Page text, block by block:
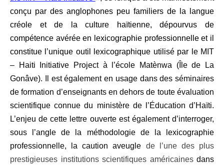
conçu par des anglophones peu familiers de la langue
créole et de la culture haïtienne, dépourvus de
compétence avérée en lexicographie professionnelle et il
constitue l’unique outil lexicographique utilisé par le MIT
– Haiti Initiative Project à l’école Matènwa (Île de La
Gonâve). Il est également en usage dans des séminaires
de formation d’enseignants en dehors de toute évaluation
scientifique connue du ministère de l’Éducation d’Haïti.
L’enjeu de cette lettre ouverte est également d’interroger,
sous l’angle de la méthodologie de la lexicographie
professionnelle, la caution aveugle de l’une des plus
prestigieuses institutions scientifiques américaines dans